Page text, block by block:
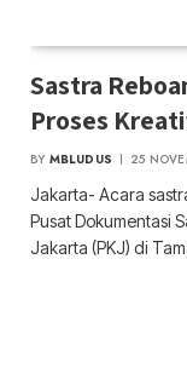
Sastra
Proses
BY MBLUDUS 25
Jakarta- Acara
Pusat Dokumentasi
Jakarta (PKJ) di